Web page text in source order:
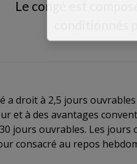
Le congé est
a droit à 2,5 jours
et à des avantages
jours ouvrables. Les
consacré au repos